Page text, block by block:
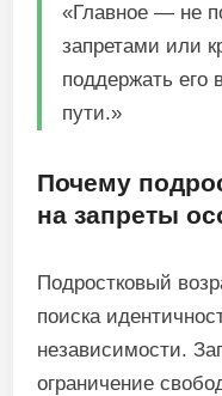
«Главное — не
запретами или
поддержать его
пути.»
Почему
на запреты
Подростковый
поиска
независимости.
ограничение